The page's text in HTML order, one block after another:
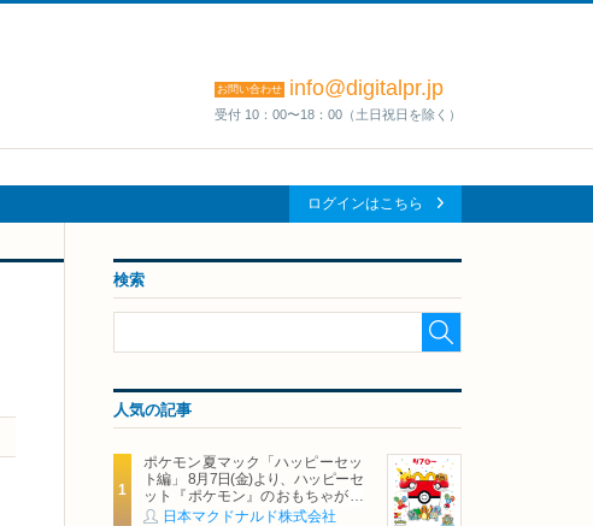
お問い合わせ info@digitalpr.jp
受付 10：00〜18：00（土日祝日を除く）
ログインはこちら
検索
人気の記事
ポケモン夏マック「ハッピーセッ
ト編」 8月7日(金)より、ハッピーセ
ット『ポケモン』のおもちゃが期
間限定登場
日本マクドナルド株式会社